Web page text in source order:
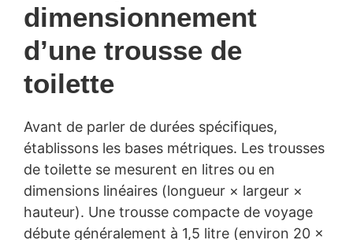
dimensionnement
d’une trousse de
toilette
Avant de parler de durées spécifiques,
établissons les bases métriques. Les trousses
de toilette se mesurent en litres ou en
dimensions linéaires (longueur × largeur ×
hauteur). Une trousse compacte de voyage
débute généralement à 1,5 litre (environ 20 ×